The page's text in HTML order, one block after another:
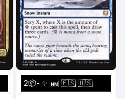
2📦- ✨NM 🇪🇸 🇺🇸